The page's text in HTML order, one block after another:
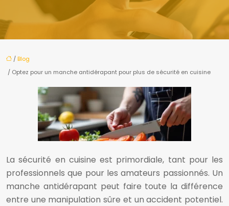
/Blog
/ Optez pour un manche antidérapant pour plus de sécurité en cuisine
La sécurité en cuisine est primordiale, tant pour les
professionnels que pour les amateurs passionnés. Un
manche antidérapant peut faire toute la différence
entre une manipulation sûre et un accident potentiel.